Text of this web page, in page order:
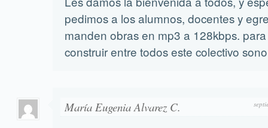
pedimos a los alumnos, docentes y
manden obras en mp3 a 128kbps.
construir entre todos este colectivo
María Eugenia Alvarez C.